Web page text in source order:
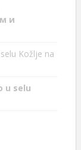
и
Kožlje na
u selu